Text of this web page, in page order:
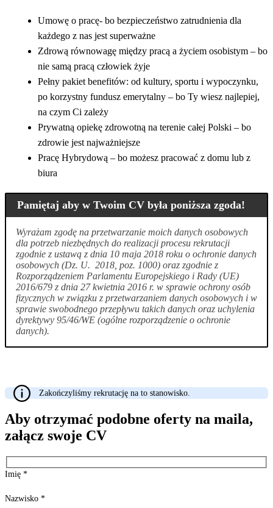
Umowę o pracę- bo bezpieczeństwo zatrudnienia dla
każdego z nas jest superważne
Zdrową równowagę między pracą a życiem osobistym – bo
nie samą pracą człowiek żyje
Pełny pakiet benefitów: od kultury, sportu i wypoczynku,
po korzystny fundusz emerytalny – bo Ty wiesz najlepiej,
na czym Ci zależy
Prywatną opiekę zdrowotną na terenie całej Polski – bo
zdrowie jest najważniejsze
Pracę Hybrydową – bo możesz pracować z domu lub z
biura
Pamiętaj aby w Twoim CV była poniższa zgoda!
Wyrażam zgodę na przetwarzanie moich danych osobowych
dla potrzeb niezbędnych do realizacji procesu rekrutacji
zgodnie z ustawą z dnia 10 maja 2018 roku o ochronie danych
osobowych (Dz. U. 2018, poz. 1000) oraz zgodnie z
Rozporządzeniem Parlamentu Europejskiego i Rady (UE)
2016/679 z dnia 27 kwietnia 2016 r. w sprawie ochrony osób
fizycznych w związku z przetwarzaniem danych osobowych i w
sprawie swobodnego przepływu takich danych oraz uchylenia
dyrektywy 95/46/WE (ogólne rozporządzenie o ochronie
danych).
Zakończyliśmy rekrutację na to stanowisko.
Aby otrzymać podobne oferty na maila,
załącz swoje CV
Imię *
Nazwisko *